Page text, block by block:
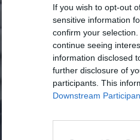
If you wish to opt-out
sensitive information
confirm your
continue seeing
information disclosed
further disclosure of
participants. This
Downstream